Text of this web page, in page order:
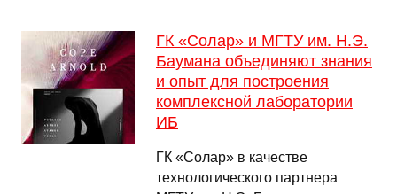
ГК «Солар» и МГТУ им. Н.Э.
Баумана объединяют знания
и опыт для построения
комплексной лаборатории
ИБ
ГК «Солар» в качестве
технологического партнера